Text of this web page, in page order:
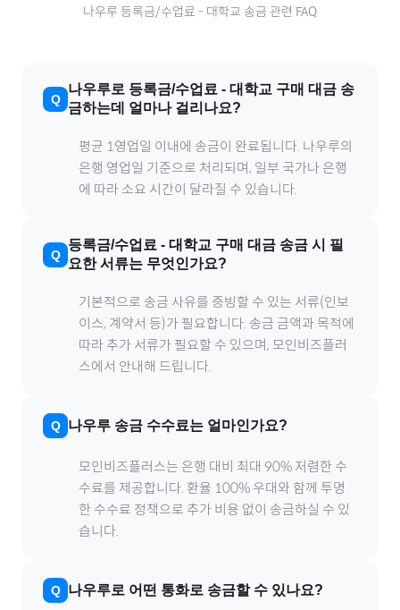
나우루 등록금/수업료 - 대학교 송금 관련 FAQ
나우루로 등록금/수업료 - 대학교 구매 대금 송
금하는데 얼마나 걸리나요?
평균 1영업일 이내에 송금이 완료됩니다. 나우루의
은행 영업일 기준으로 처리되며, 일부 국가나 은행
에 따라 소요 시간이 달라질 수 있습니다.
등록금/수업료 - 대학교 구매 대금 송금 시 필
요한 서류는 무엇인가요?
기본적으로 송금 사유를 증빙할 수 있는 서류(인보
이스, 계약서 등)가 필요합니다. 송금 금액과 목적에
따라 추가 서류가 필요할 수 있으며, 모인비즈플러
스에서 안내해 드립니다.
나우루 송금 수수료는 얼마인가요?
모인비즈플러스는 은행 대비 최대 90% 저렴한 수
수료를 제공합니다. 환율 100% 우대와 함께 투명
한 수수료 정책으로 추가 비용 없이 송금하실 수 있
습니다.
나우루로 어떤 통화로 송금할 수 있나요?